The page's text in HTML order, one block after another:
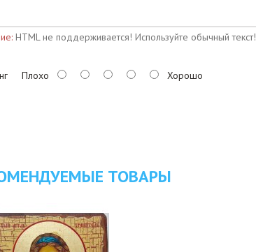
HTML не поддерживается! Используйте обычный текст!
Плохо Хорошо
ТОВАРЫ